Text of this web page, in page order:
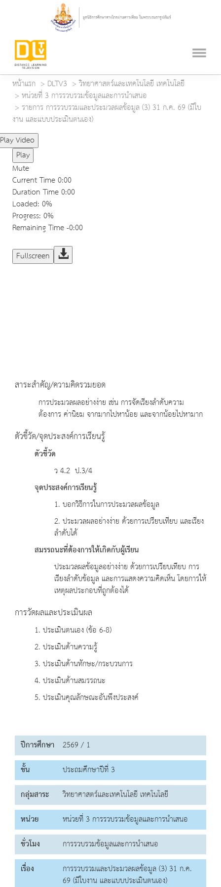
หน้าแรก DLTV3
วิทยาศาสตร์และเทคโนโลยี เทคโนโลยี
หน่วยที่ 3 การรวบรวมข้อมูลและการนำเสนอ
รายการ การรวบรวมและประมวลผลข้อมูล (3) 31 ก.ค. 69 (มีใบ
งาน และแบบประเมินตนเอง)
Play Video
Play
Mute
Current Time0:00
Duration Time0:00
Loaded: 0%
Progress: 0%
Remaining Time-0:00
Fullscreen
สาระสำคัญ/ความคิดรวมยอด
การประมวลผลอย่างง่าย เช่น การจัดเรียงลำดับความ
ต้องการ ค่านิยม จากมากไปหาน้อย และจากน้อยไปหามาก
ตัวชี้วัด/จุดประสงค์การเรียนรู้
ตัวชี้วัด
ว 4.2 ป.3/4
จุดประสงค์การเรียนรู้
1. บอกวิธีการในการประมวลผลข้อมูล
2. ประมวลผลอย่างง่าย ด้วยการเปรียบเทียบ และเรียง
ลำดับได้
สมรรถนะที่ต้องการให้เกิดกับผู้เรียน
ประมวลผลข้อมูลอย่างง่าย ด้วยการเปรียบเทียบ การ
เรียงลำดับข้อมูล และการแสดงความคิดเห็น โดยการให้
เหตุผลประกอบที่ถูกต้องได้
การวัดผลและประเมินผล
1. ประเมินตนเอง (ข้อ 6-8)
2. ประเมินด้านความรู้
3. ประเมินด้านทักษะ/กระบวนการ
4. ประเมินด้านสมรรถนะ
5. ประเมินคุณลักษณะอันพึงประสงค์
ปีการศึกษา 2569 / 1
ชั้น
ประถมศึกษาปีที่ 3
กลุ่มสาระ
วิทยาศาสตร์และเทคโนโลยี เทคโนโลยี
หน่วย
หน่วยที่ 3 การรวบรวมข้อมูลและการนำเสนอ
ชั่วโมง
การรวบรวมข้อมูลและการนำเสนอ
เรื่อง
การรวบรวมและประมวลผลข้อมูล (3) 31 ก.ค.
69 (มีใบงาน และแบบประเมินตนเอง)